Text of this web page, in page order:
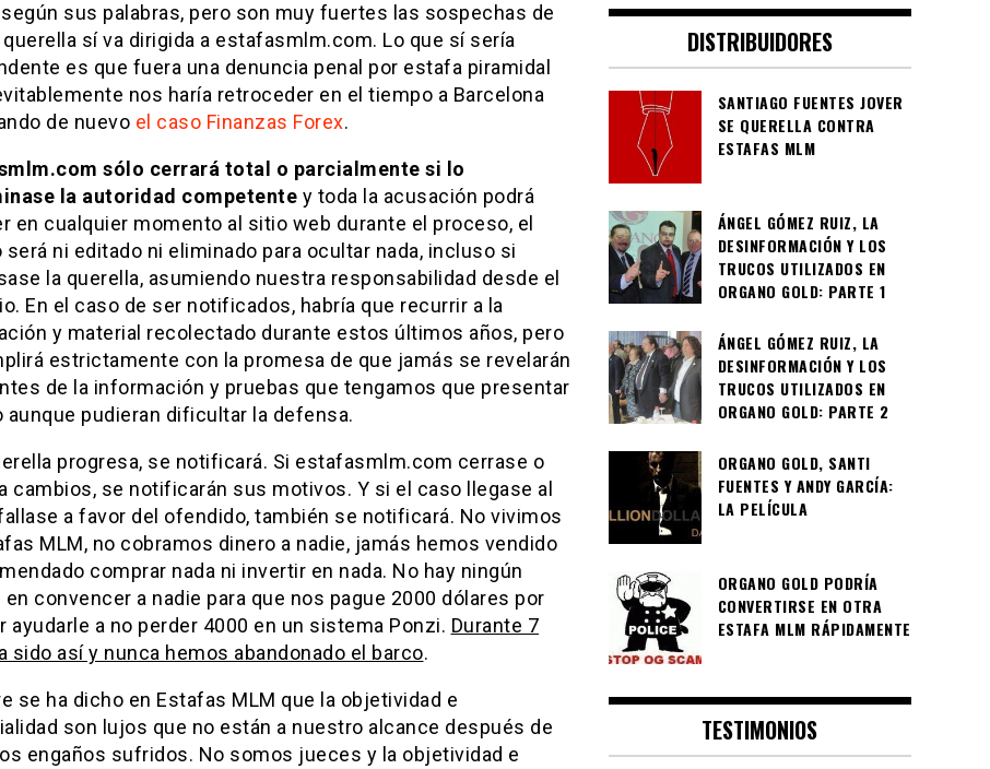
según sus palabras, pero son muy fuertes las sospechas de
sí va dirigida a estafasmlm.com. Lo que sí sería
es que fuera una denuncia penal por estafa piramidal
nos haría retroceder en el tiempo a Barcelona
de nuevo el caso Finanzas Forex.
sólo cerrará total o parcialmente si lo
la autoridad competente y toda la acusación podrá
en cualquier momento al sitio web durante el proceso, el
será ni editado ni eliminado para ocultar nada, incluso si
la querella, asumiendo nuestra responsabilidad desde el
En el caso de ser notificados, habría que recurrir a la
y material recolectado durante estos últimos años, pero
estrictamente con la promesa de que jamás se revelarán
de la información y pruebas que tengamos que presentar
aunque pudieran dificultar la defensa.
progresa, se notificará. Si estafasmlm.com cerrase o
cambios, se notificarán sus motivos. Y si el caso llegase al
a favor del ofendido, también se notificará. No vivimos
MLM, no cobramos dinero a nadie, jamás hemos vendido
comprar nada ni invertir en nada. No hay ningún
convencer a nadie para que nos pague 2000 dólares por
ayudarle a no perder 4000 en un sistema Ponzi. Durante 7
sido así y nunca hemos abandonado el barco.
se ha dicho en Estafas MLM que la objetividad e
son lujos que no están a nuestro alcance después de
engaños sufridos. No somos jueces y la objetividad e
DISTRIBUIDORES
SANTIAGO FUENTES JOVER
SE QUERELLA CONTRA
ESTAFAS MLM
ÁNGEL GÓMEZ RUIZ, LA
DESINFORMACIÓN Y LOS
TRUCOS UTILIZADOS EN
ORGANO GOLD: PARTE 1
ÁNGEL GÓMEZ RUIZ, LA
DESINFORMACIÓN Y LOS
TRUCOS UTILIZADOS EN
ORGANO GOLD: PARTE 2
ORGANO GOLD, SANTI
FUENTES Y ANDY GARCÍA:
LA PELÍCULA
ORGANO GOLD PODRÍA
CONVERTIRSE EN OTRA
ESTAFA MLM RÁPIDAMENTE
TESTIMONIOS